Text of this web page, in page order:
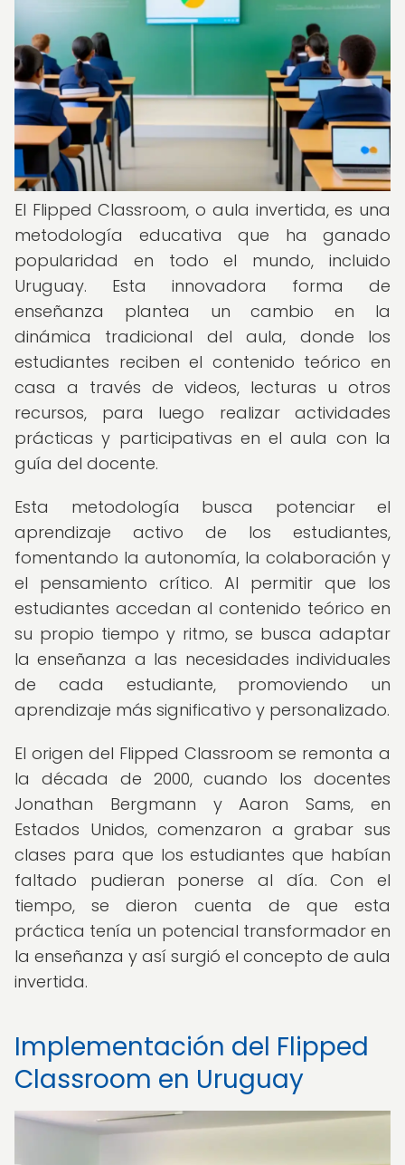
El Flipped Classroom, o aula invertida, es una
metodología educativa que ha ganado
popularidad en todo el mundo, incluido
Uruguay. Esta innovadora forma de
enseñanza plantea un cambio en la
dinámica tradicional del aula, donde los
estudiantes reciben el contenido teórico en
casa a través de videos, lecturas u otros
recursos, para luego realizar actividades
prácticas y participativas en el aula con la
guía del docente.
Esta metodología busca potenciar el
aprendizaje activo de los estudiantes,
fomentando la autonomía, la colaboración y
el pensamiento crítico. Al permitir que los
estudiantes accedan al contenido teórico en
su propio tiempo y ritmo, se busca adaptar
la enseñanza a las necesidades individuales
de cada estudiante, promoviendo un
aprendizaje más significativo y personalizado.
El origen del Flipped Classroom se remonta a
la década de 2000, cuando los docentes
Jonathan Bergmann y Aaron Sams, en
Estados Unidos, comenzaron a grabar sus
clases para que los estudiantes que habían
faltado pudieran ponerse al día. Con el
tiempo, se dieron cuenta de que esta
práctica tenía un potencial transformador en
la enseñanza y así surgió el concepto de aula
invertida.
Implementación del Flipped
Classroom en Uruguay